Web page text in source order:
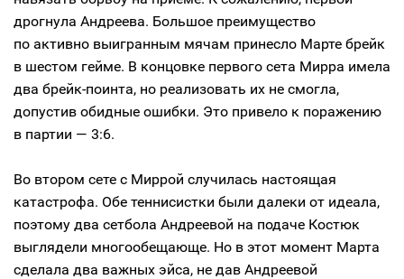
дрогнула Андреева. Большое преимущество
по активно выигранным мячам принесло Марте брейк
в шестом гейме. В концовке первого сета Мирра имела
два брейк-поинта, но реализовать их не смогла,
допустив обидные ошибки. Это привело к поражению
в партии — 3:6.
Во втором сете с Миррой случилась настоящая
катастрофа. Обе теннисистки были далеки от идеала,
поэтому два сетбола Андреевой на подаче Костюк
выглядели многообещающе. Но в этот момент Марта
сделала два важных эйса, не дав Андреевой